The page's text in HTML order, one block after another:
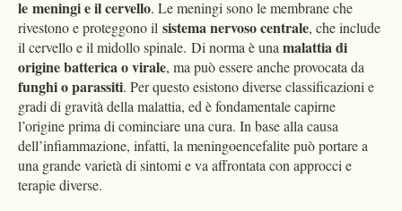
le meningi e il cervello. Le meningi sono le membrane che
rivestono e proteggono il sistema nervoso centrale, che include
il cervello e il midollo spinale. Di norma è unamalattia di
origine batterica o virale, ma può essere anche provocata da
funghi o parassiti. Per questo esistono diverse classificazioni e
gradi di gravità della malattia, ed è fondamentale capirne
l’origine prima di cominciare una cura. In base alla causa
dell’infiammazione, infatti, la meningoencefalite può portare a
una grande varietà di sintomi e va affrontata con approcci e
terapie diverse.